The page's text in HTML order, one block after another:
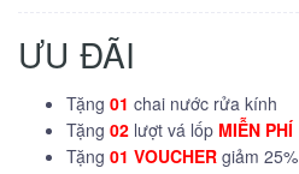
ƯU ĐÃI
Tặng 01 chai nước rửa kính
Tặng 02 lượt vá lốp MIỄN PHÍ
Tặng 01 VOUCHER giảm 25%